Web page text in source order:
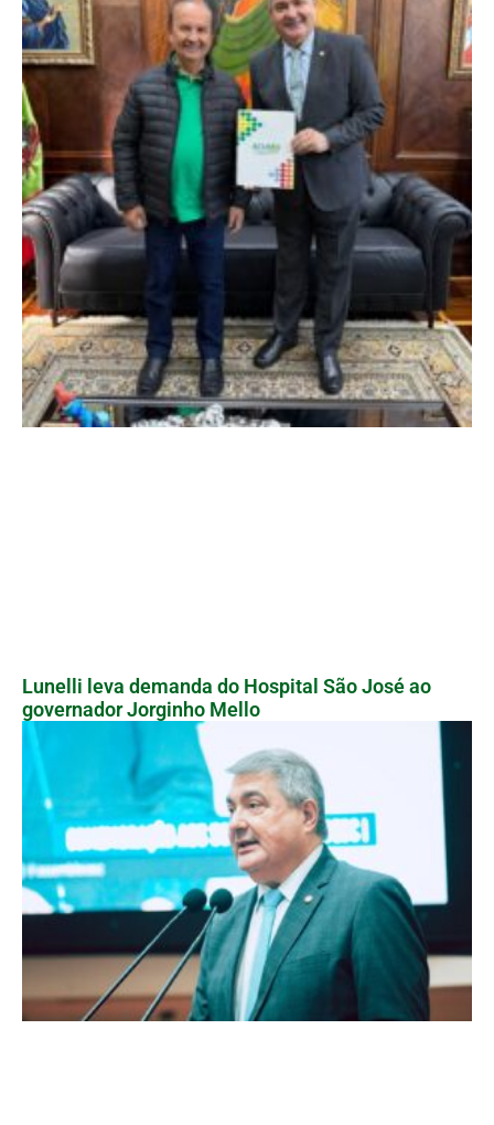
Lunelli leva demanda do Hospital São José ao
governador Jorginho Mello